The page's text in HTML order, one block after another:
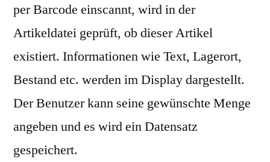
per Barcode einscannt, wird in der
Artikeldatei geprüft, ob dieser Artikel
existiert. Informationen wie Text, Lagerort,
Bestand etc. werden im Display dargestellt.
Der Benutzer kann seine gewünschte Menge
angeben und es wird ein Datensatz
gespeichert.